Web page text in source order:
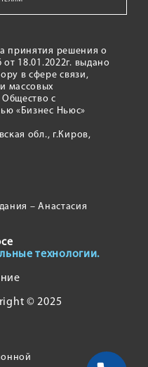
принятия решения о
18.01.2022г. выдано
в сфере связи,
массовых
с
«Бизнес Ньюс»
обл., г.Киров,
– Анастасия
технологии.
© 2025